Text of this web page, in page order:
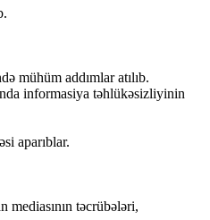
mühüm addımlar atılıb.
informasiya təhlükəsizliyinin
aparıblar.
təcrübələri,